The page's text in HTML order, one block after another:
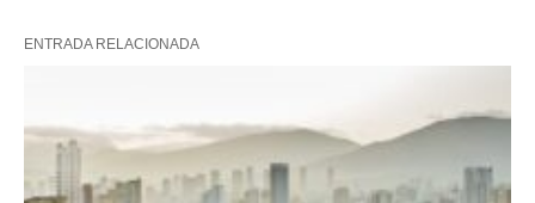
ENTRADA RELACIONADA